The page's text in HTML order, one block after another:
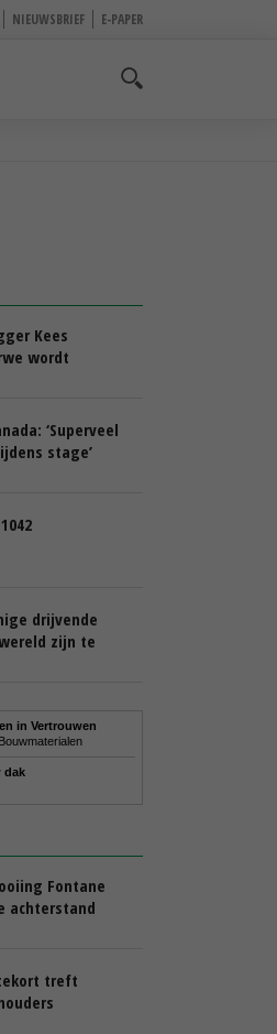
NIEUWSBRIEF E-PAPER
Kees
wordt
hebben stro
‘Superveel
stage’
drijvende
zijn te
in Vertrouwen
dak
Fontane
achterstand
treft